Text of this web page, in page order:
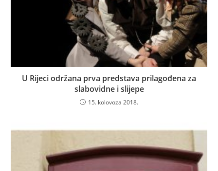
U Rijeci održana prva predstava prilagođena za
slabovidne i slijepe
15. kolovoza 2018.